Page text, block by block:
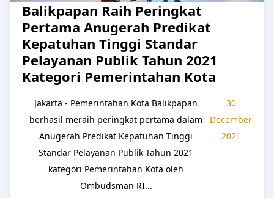
Balikpapan Raih Peringkat
Pertama Anugerah Predikat
Kepatuhan Tinggi Standar
Pelayanan Publik Tahun 2021
Kategori Pemerintahan Kota
Jakarta - Pemerintahan Kota Balikpapan
berhasil meraih peringkat pertama dalam
Anugerah Predikat Kepatuhan Tinggi
Standar Pelayanan Publik Tahun 2021
kategori Pemerintahan Kota oleh
Ombudsman RI...
30
December
2021